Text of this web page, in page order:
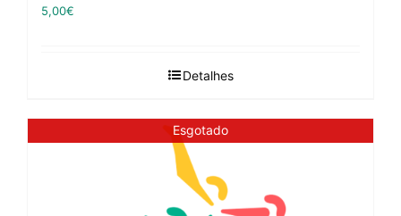
5,00€
Detalhes
Esgotado